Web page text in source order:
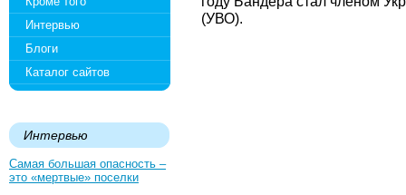
Интервью
Блоги
Каталог сайтов
Интервью
Самая большая опасность –
это «мертвые» поселки
(УВО).